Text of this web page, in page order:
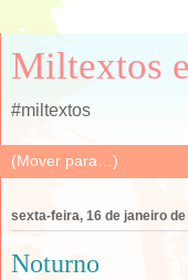
Miltextos
#miltextos
sexta-feira, 16 de janeiro de
Noturno